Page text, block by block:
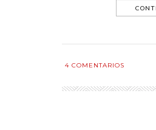
4 COMENTARIOS